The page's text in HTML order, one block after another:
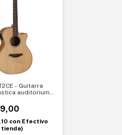
- Guitarra
auditorium
con Efectivo
tienda)